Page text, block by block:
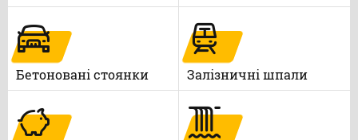
Бетоновані стоянки Залізничні шпали